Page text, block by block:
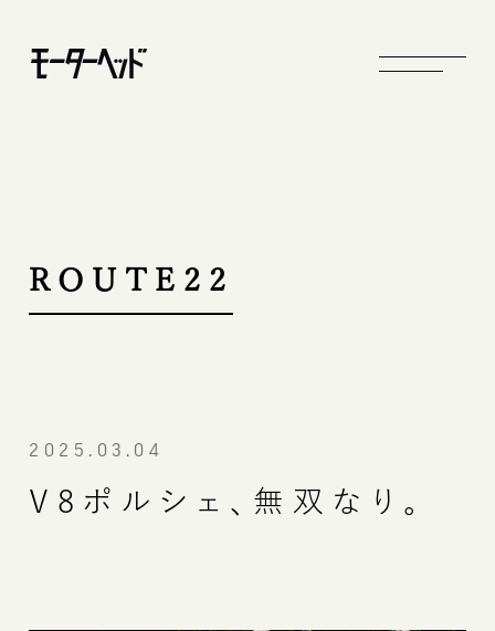
ROUTE22
V8ポルシェ、無双なり。
2025.03.04